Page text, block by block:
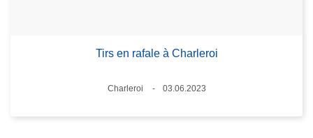
Tirs en rafale à Charleroi
Lieux
Charleroi
03.06.2023